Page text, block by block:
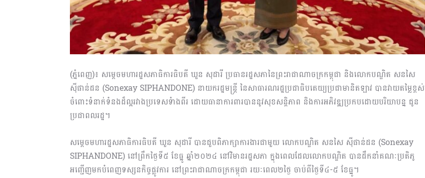
ប្រតិកម្ម
រហ័ស
(ភ្នំពេញ)៖ សម្ដេចមហារដ្ឋសភាធិការធិបតី ឃួន សុដារី ប្រធានរដ្ឋសភានៃព្រះរាជាណាចក្រកម្ពុជា និងលោកបណ្ឌិត សនសៃ
ស៊ីផាន់ដន (Sonexay SIPHANDONE) នាយករដ្ឋមន្រ្តី នៃសាធារណរដ្ឋប្រជាធិបតេយ្យប្រជាមានិតឡាវ បានវាយតម្លៃខ្ពស់
ចំពោះទំនាក់ទំនងដ៏ល្អរវាងប្រទេសទំាងពីរ ដោយធានាការពារបាននូវសុខសន្តិភាព និងការអភិវឌ្ឍប្រកបដោយបរិយាបន្ន ជូន
ប្រជាពលរដ្ឋ។
សម្ដេចមហារដ្ឋសភាធិការធិបតី ឃួន សុដារី បានជួបពិភាក្សាការងារជាមួយ លោកបណ្ឌិត សនសៃ ស៊ីផាន់ដន (Sonexay
SIPHANDONE) នៅព្រឹកថ្ងៃទី៥ ខែធ្នូ ឆ្នាំ២០២៤ នៅវិមានរដ្ឋសភា ក្នុងពេលដែលលោកបណ្ឌិត បានដឹកនាំគណៈប្រតិភូ
អញ្ជើញមកបំពេញទស្សនកិច្ចផ្លូវការ នៅព្រះរាជាណាចក្រកម្ពុជា រយៈពេល២ថ្ងៃ ចាប់ពីថ្ងៃទី៤-៥ ខែធ្នូ។